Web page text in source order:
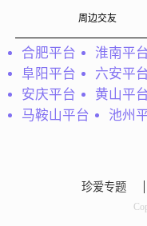
周边交友
合肥平台 淮南平
阜阳平台
六安平
安庆平台
黄山平
马鞍山平台
池州
珍爱专题